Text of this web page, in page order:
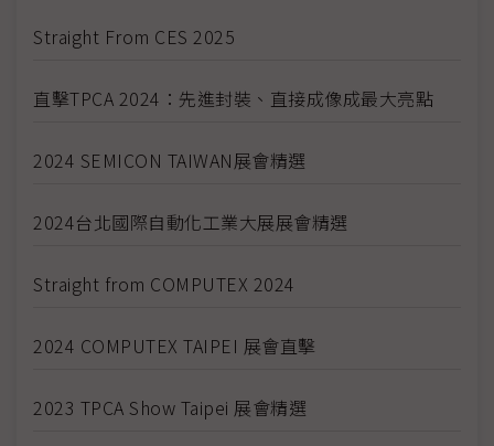
Straight From CES 2025
直擊TPCA 2024：先進封裝、直接成像成最大亮點
2024 SEMICON TAIWAN展會精選
2024台北國際自動化工業大展展會精選
Straight from COMPUTEX 2024
2024 COMPUTEX TAIPEI 展會直擊
2023 TPCA Show Taipei 展會精選